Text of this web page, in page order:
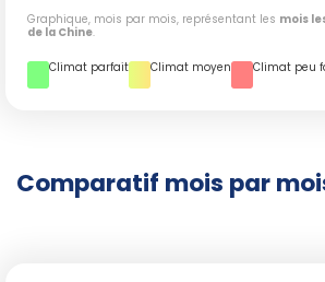
Graphique, mois par mois, représentant les mois
de la Chine.
Climat parfait Climat moyen Climat peu
Comparatif mois par